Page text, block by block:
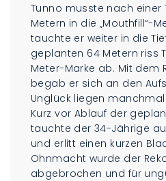
Tunno musste nach einer
Metern in die „Mouthfill“-
tauchte er weiter in die
geplanten 64 Metern riss
Meter-Marke ab. Mit dem
begab er sich an den
Unglück liegen
Kurz vor Ablauf der
tauchte der 34-Jährige
und erlitt einen kurzen
Ohnmacht wurde der
abgebrochen und für